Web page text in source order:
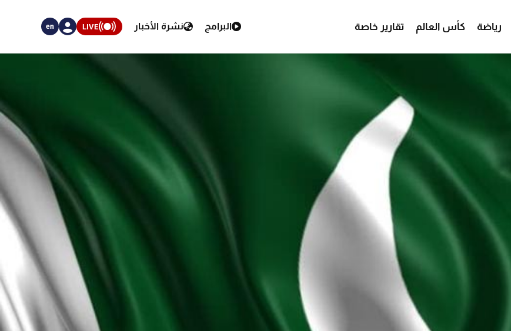
رياضة كأس العالم تقارير خاصة البرامج نشرة الأخبار LIVE
en